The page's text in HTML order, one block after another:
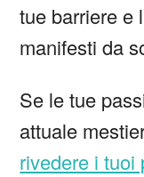
tue barriere e
manifesti da
Se le tue
attuale
rivedere i tuoi